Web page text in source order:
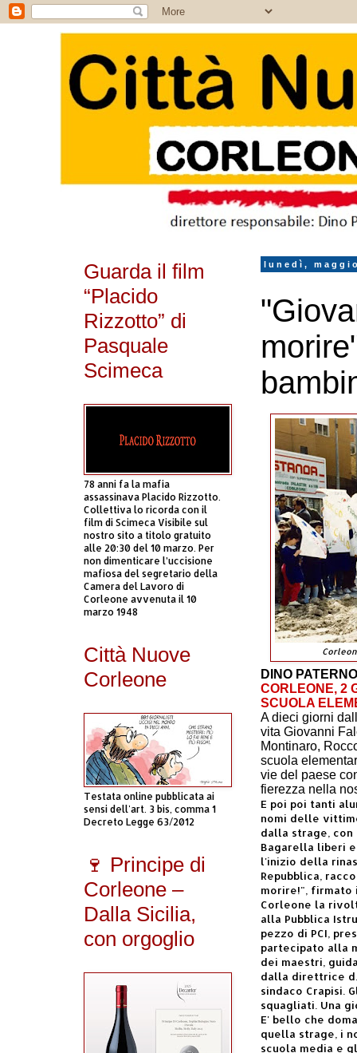
lunedì,
DINO
CORLEONE, 2
SCUOLA
A dieci giorni
vita Giovanni
Montinaro,
scuola
vie del paese
fierezza nella
E poi poi tanti
nomi delle
dalla strage, con
Bagarella liberi
l'inizio della
Repubblica,
morire!", firmato
Corleone la
alla Pubblica
pezzo di PCI,
partecipato alla
dei maestri,
dalla direttrice
sindaco Crapisi.
squagliati. Una
E' bello che
quella strage, i
scuola media e
Guarda il film
“Placido
Rizzotto” di
Pasquale
Scimeca
78 anni fa la mafia
assassinava Placido Rizzotto.
Collettiva lo ricorda con il
film di Scimeca Visibile sul
nostro sito a titolo gratuito
alle 20:30 del 10 marzo. Per
non dimenticare l’uccisione
mafiosa del segretario della
Camera del Lavoro di
Corleone avvenuta il 10
marzo 1948
Città Nuove
Corleone
Testata online pubblicata ai
sensi dell'art. 3 bis, comma 1
Decreto Legge 63/2012
🍷 Principe di
Corleone –
Dalla Sicilia,
con orgoglio